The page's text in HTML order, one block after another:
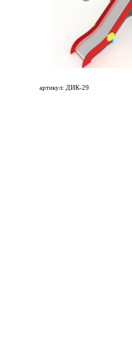
артикул: ДИК-29